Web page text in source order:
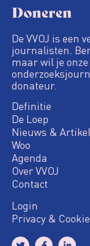
Doneren
De VVOJ is een
journalisten.
maar wil je
donateur.
Definitie
De Loep
Nieuws &
Woo
Agenda
Over VVOJ
Contact
Login
Privacy &